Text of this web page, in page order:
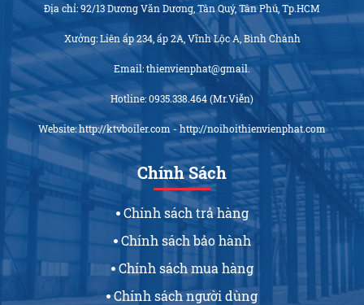
Địa chỉ: 92/13 Dương Văn Dương, Tân Quý, Tân Phú, Tp.HCM
Xưởng: Liên ấp 234, ấp 2A, Vĩnh Lộc A, Bình Chánh
Email: thienvienphat@gmail.
Hotline: 0935.338.464 (Mr.Viễn)
Website: http://ktvboiler.com - http://noihoithienvienphat.com
Chính Sách
Chính sách trả hàng
Chính sách bảo hành
Chính sách mua hàng
Chính sách người dùng